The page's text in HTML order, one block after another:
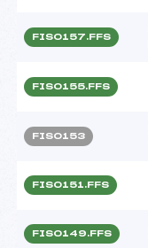
FIS0157.FFS
FIS0155.FFS
FIS0153
FIS0151.FFS
FIS0149.FFS